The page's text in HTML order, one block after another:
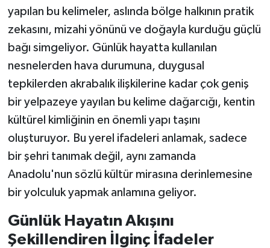
yapılan bu kelimeler, aslında bölge halkının pratik
zekasını, mizahi yönünü ve doğayla kurduğu güçlü
bağı simgeliyor. Günlük hayatta kullanılan
nesnelerden hava durumuna, duygusal
tepkilerden akrabalık ilişkilerine kadar çok geniş
bir yelpazeye yayılan bu kelime dağarcığı, kentin
kültürel kimliğinin en önemli yapı taşını
oluşturuyor. Bu yerel ifadeleri anlamak, sadece
bir şehri tanımak değil, aynı zamanda
Anadolu'nun sözlü kültür mirasına derinlemesine
bir yolculuk yapmak anlamına geliyor.
Günlük Hayatın Akışını
Şekillendiren İlginç İfadeler